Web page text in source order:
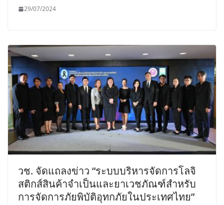
29/07/2024
วช. จัดแถลงข่าว “ระบบบริหารจัดการโลจิ
สติกส์สินค้าจำเป็นและยาเวชภัณฑ์สำหรับ
การจัดการภัยพิบัติอุทกภัยในประเทศไทย”